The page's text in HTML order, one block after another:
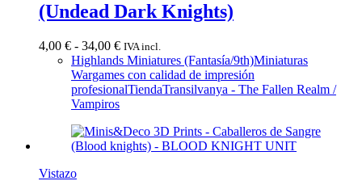
(Undead Dark Knights)
4,00 € - 34,00 €Rango
de
precios:
desde
34,00 €
IVA incl.
Highlands Miniatures (Fantasía/9th)Miniaturas
Wargames con calidad de impresión
profesionalTiendaTransilvanya - The Fallen Realm /
Vampiros
Vistazo